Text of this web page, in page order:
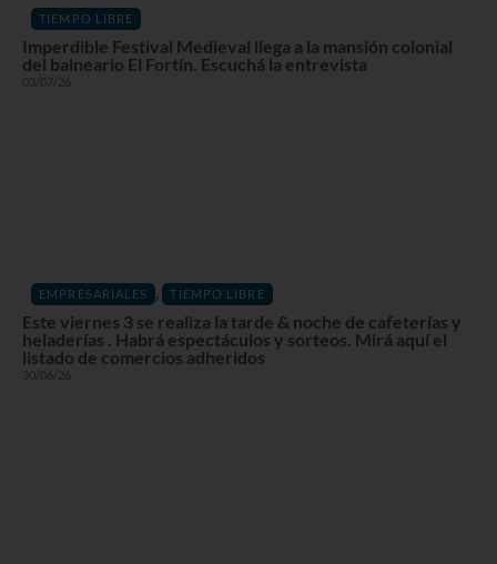
TIEMPO LIBRE
Imperdible Festival Medieval llega a la mansión colonial
del balneario El Fortín. Escuchá la entrevista
03/07/26
EMPRESARIALES , TIEMPO LIBRE
Este viernes 3 se realiza la tarde & noche de cafeterías y
heladerías . Habrá espectáculos y sorteos. Mirá aquí el
listado de comercios adheridos
30/06/26